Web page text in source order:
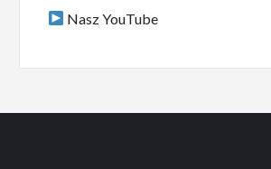
Nasz YouTube